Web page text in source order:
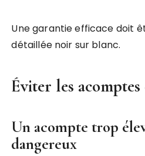
Une garantie efficace doit
détaillée noir sur blanc.
Éviter les acomptes
Un acompte trop
dangereux